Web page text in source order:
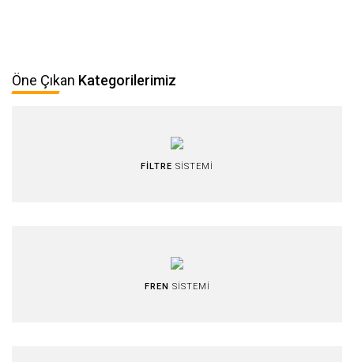
Öne Çıkan Kategorilerimiz
FİLTRE SİSTEMİ
FREN SİSTEMİ